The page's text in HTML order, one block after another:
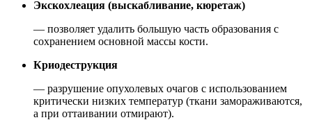
Экскохлеация (выскабливание, кюретаж)
— позволяет удалить большую часть образования с
сохранением основной массы кости.
Криодеструкция
— разрушение опухолевых очагов с использованием
критически низких температур (ткани замораживаются,
а при оттаивании отмирают).